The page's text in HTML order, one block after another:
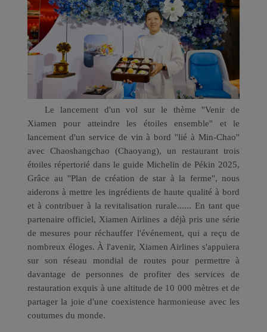
Le lancement d'un vol sur le thème ''Venir de
Xiamen pour atteindre les étoiles ensemble'' et le
lancement d'un service de vin à bord ''lié à Min-Chao''
avec Chaoshangchao (Chaoyang), un restaurant trois
étoiles répertorié dans le guide Michelin de Pékin 2025,
Grâce au ''Plan de création de star à la ferme'', nous
aiderons à mettre les ingrédients de haute qualité à bord
et à contribuer à la revitalisation rurale...... En tant que
partenaire officiel, Xiamen Airlines a déjà pris une série
de mesures pour réchauffer l'événement, qui a reçu de
nombreux éloges. À l'avenir, Xiamen Airlines s'appuiera
sur son réseau mondial de routes pour permettre à
davantage de personnes de profiter des services de
restauration exquis à une altitude de 10 000 mètres et de
partager la joie d'une coexistence harmonieuse avec les
coutumes du monde.